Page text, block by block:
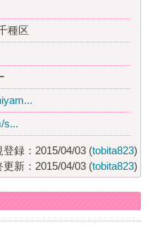
種区
s...
登録：2015/04/03 (tobita823)
更新：2015/04/03 (tobita823)